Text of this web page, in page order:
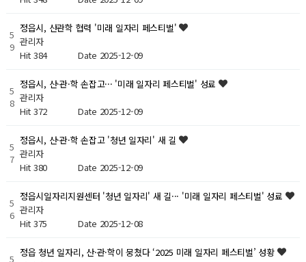
5
9
정읍시, 산관학 협력 '미래 일자리 페스티벌'
관리자
Hit 384Date 2025-12-09
5
8
정읍시, 산·관·학 손잡고··· '미래 일자리 페스티벌' 성료
관리자
Hit 372Date 2025-12-09
5
7
정읍시, 산·관·학 손잡고 '청년 일자리' 새 길
관리자
Hit 380Date 2025-12-09
5
6
정읍시일자리지원센터 '청년 일자리' 새 길··· '미래 일자리 페스티벌' 성료
관리자
Hit 375Date 2025-12-08
5
정읍 청년 일자리, 산·관·학이 뭉쳤다 ‘2025 미래 일자리 페스티벌’ 성황